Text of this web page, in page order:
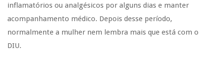
inflamatórios ou analgésicos por alguns dias e manter
acompanhamento médico. Depois desse período,
normalmente a mulher nem lembra mais que está com o
DIU.